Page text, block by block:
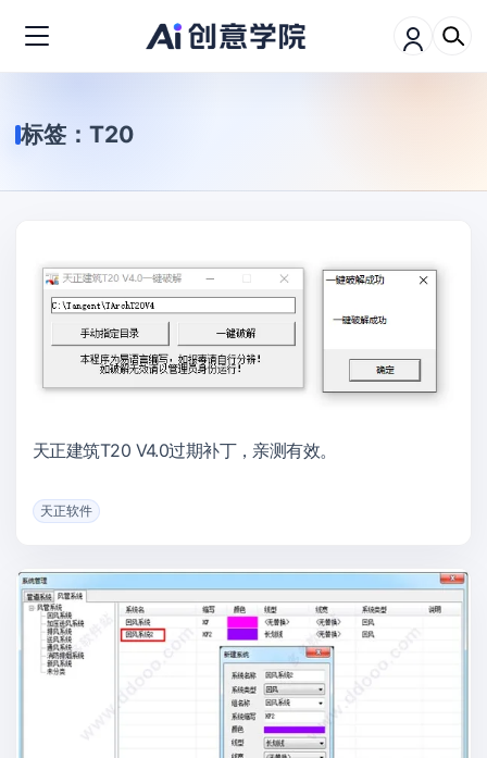
标签： T20
天正建筑T20 V4.0过期补丁，亲测有效。
天正软件